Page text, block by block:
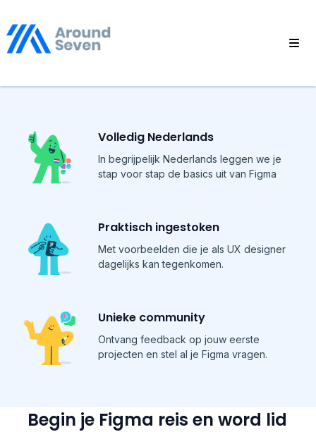
Volledig Nederlands
In begrijpelijk Nederlands leggen we je
stap voor stap de basics uit van Figma
Praktisch ingestoken
Met voorbeelden die je als UX designer
dagelijks kan tegenkomen.
Unieke community
Ontvang feedback op jouw eerste
projecten en stel al je Figma vragen.
Begin je Figma reis en word lid